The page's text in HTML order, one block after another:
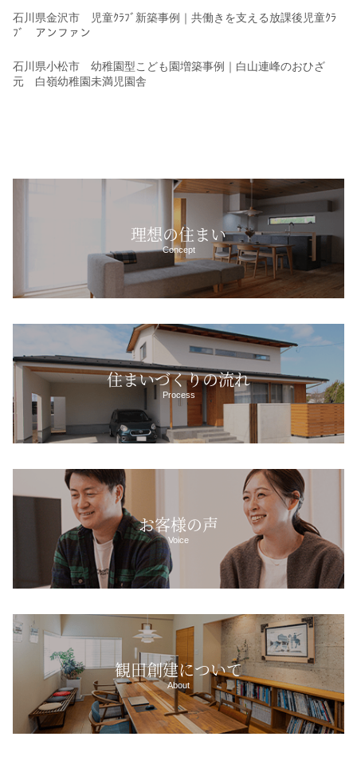
石川県金沢市 児童ｸﾗﾌﾞ新築事例｜共働きを支える放課後児童ｸﾗ
ﾌﾞ アンファン
石川県小松市 幼稚園型こども園増築事例｜白山連峰のおひざ
元 白嶺幼稚園未満児園舎
理想の住まい
Concept
住まいづくりの流れ
Process
お客様の声
Voice
観田創建について
About